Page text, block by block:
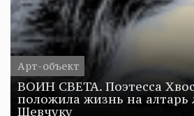
Арт-объект
ВОИН СВЕТА. Поэтесса
положила жизнь на алтарь
Шевчуку